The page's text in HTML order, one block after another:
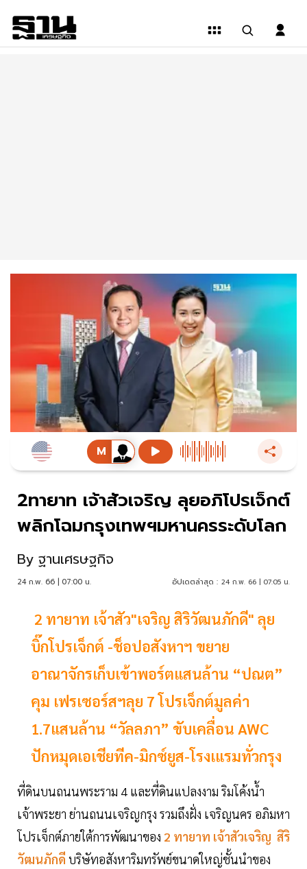
2ทายาท เจ้าสัวเจริญ ลุยอภิโปรเจ็กต์
พลิกโฉมกรุงเทพฯมหานครระดับโลก
By ฐานเศรษฐกิจ
24 ก.พ. 66 | 07:00 น. อัปเดตล่าสุด : 24 ก.พ. 66 | 07:05 น.
2 ทายาท เจ้าสัว"เจริญ สิริวัฒนภักดี" ลุย
บิ๊กโปรเจ็กต์ -ช็อปอสังหาฯ ขยาย
อาณาจักรเก็บเข้าพอร์ตแสนล้าน “ปณต”
คุม เฟรเซอร์สฯลุย 7 โปรเจ็กต์มูลค่า
1.7แสนล้าน “วัลลภา” ขับเคลื่อน AWC
ปักหมุดเอเชียทีค-มิกซ์ยูส-โรงเแรมทั่วกรุง
ที่ดินบนถนนพระราม 4 และที่ดินแปลงงาม ริมโค้งนํ้า
เจ้าพระยา ย่านถนนเจริญกรุง รวมถึงฝั่ง เจริญนคร อภิมหา
โปรเจ็กต์ภายใต้การพัฒนาของ 2 ทายาท เจ้าสัวเจริญ สิริ
วัฒนภักดี บริษัทอสังหาริมทรัพย์ขนาดใหญ่ชั้นนำของ